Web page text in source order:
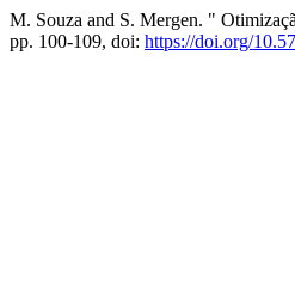
M. Souza and S. Mergen. "
pp. 100-109, doi: https://doi.org/